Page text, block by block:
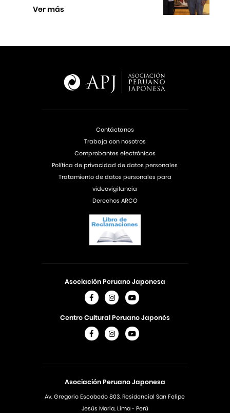
Ver más
Asociación Peruano Japonesa
Av. Gregorio Escobedo 803, Residencial San Felipe
Jesús Maria, Lima - Perú
Asociación Peruano Japonesa
Centro Cultural Peruano Japonés
Contáctanos
Trabaja con nosotros
Comprobantes electrónicos
Política de privacidad de datos personales
Tratamiento de datos personales para
videovigilancia
Derechos ARCO